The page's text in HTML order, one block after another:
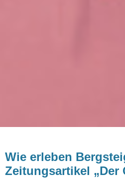
Wie erleben
Zeitungsartikel „Der